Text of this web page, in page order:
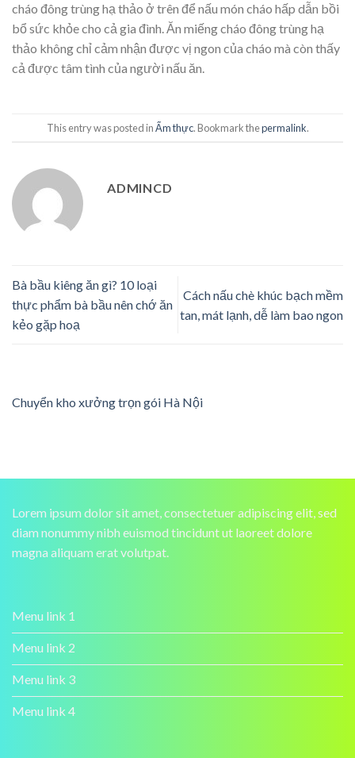
cháo đông trùng hạ thảo ở trên để nấu món cháo hấp dẫn bồi
bổ sức khỏe cho cả gia đình. Ăn miếng cháo đông trùng hạ
thảo không chỉ cảm nhận được vị ngon của cháo mà còn thấy
cả được tâm tình của người nấu ăn.
This entry was posted inẨm thực. Bookmark thepermalink.
ADMINCD
Bà bầu kiêng ăn gì? 10 loại
thực phẩm bà bầu nên chớ ăn
kẻo gặp hoạ
Cách nấu chè khúc bạch mềm
tan, mát lạnh, dễ làm bao ngon
Chuyển kho xưởng trọn gói Hà Nội
Lorem ipsum dolor sit amet, consectetuer adipiscing elit, sed
diam nonummy nibh euismod tincidunt ut laoreet dolore
magna aliquam erat volutpat.
Menu link 1
Menu link 2
Menu link 3
Menu link 4